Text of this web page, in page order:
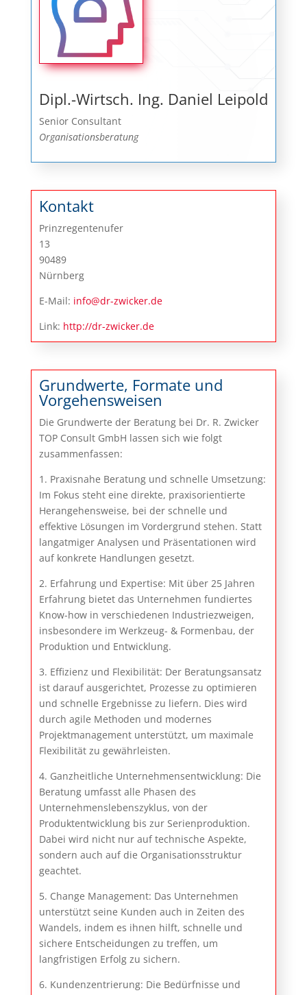
Dipl.-Wirtsch. Ing. Daniel Leipold
Senior Consultant
Organisationsberatung
Kontakt
Prinzregentenufer
13
90489
Nürnberg
E-Mail: info@dr-zwicker.de
Link: http://dr-zwicker.de
Grundwerte, Formate und
Vorgehensweisen
Die Grundwerte der Beratung bei Dr. R. Zwicker
TOP Consult GmbH lassen sich wie folgt
zusammenfassen:
1. Praxisnahe Beratung und schnelle Umsetzung:
Im Fokus steht eine direkte, praxisorientierte
Herangehensweise, bei der schnelle und
effektive Lösungen im Vordergrund stehen. Statt
langatmiger Analysen und Präsentationen wird
auf konkrete Handlungen gesetzt.
2. Erfahrung und Expertise: Mit über 25 Jahren
Erfahrung bietet das Unternehmen fundiertes
Know-how in verschiedenen Industriezweigen,
insbesondere im Werkzeug- & Formenbau, der
Produktion und Entwicklung.
3. Effizienz und Flexibilität: Der Beratungsansatz
ist darauf ausgerichtet, Prozesse zu optimieren
und schnelle Ergebnisse zu liefern. Dies wird
durch agile Methoden und modernes
Projektmanagement unterstützt, um maximale
Flexibilität zu gewährleisten.
4. Ganzheitliche Unternehmensentwicklung: Die
Beratung umfasst alle Phasen des
Unternehmenslebenszyklus, von der
Produktentwicklung bis zur Serienproduktion.
Dabei wird nicht nur auf technische Aspekte,
sondern auch auf die Organisationsstruktur
geachtet.
5. Change Management: Das Unternehmen
unterstützt seine Kunden auch in Zeiten des
Wandels, indem es ihnen hilft, schnelle und
sichere Entscheidungen zu treffen, um
langfristigen Erfolg zu sichern.
6. Kundenzentrierung: Die Bedürfnisse und